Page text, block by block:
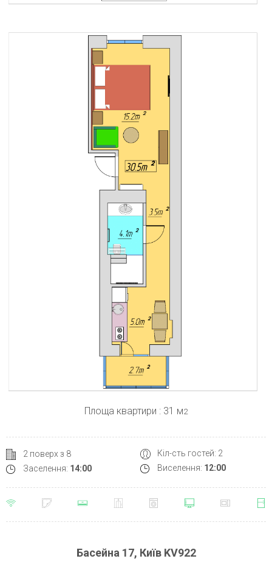
Площа квартири : 31 м2
2 поверх з 8
Заселення: 14:00
Кіл-сть гостей: 2
Виселення: 12:00
Басейна 17, Київ KV922